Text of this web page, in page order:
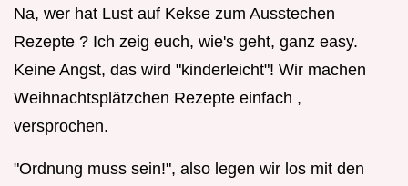
Na, wer hat Lust auf Kekse zum Ausstechen
Rezepte ? Ich zeig euch, wie's geht, ganz easy.
Keine Angst, das wird "kinderleicht"! Wir machen
Weihnachtsplätzchen Rezepte einfach ,
versprochen.
"Ordnung muss sein!", also legen wir los mit den